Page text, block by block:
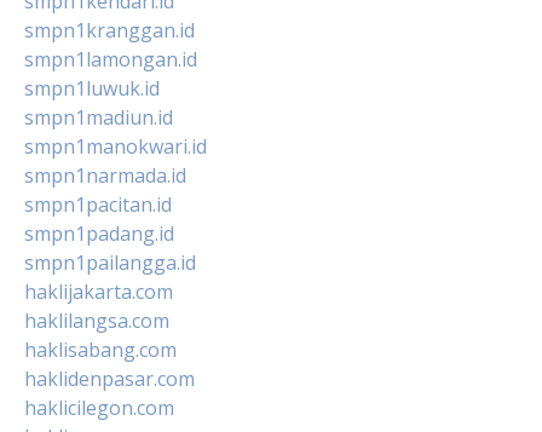
smpn1kranggan.id
smpn1lamongan.id
smpn1luwuk.id
smpn1madiun.id
smpn1manokwari.id
smpn1narmada.id
smpn1pacitan.id
smpn1padang.id
smpn1pailangga.id
haklijakarta.com
haklilangsa.com
haklisabang.com
haklidenpasar.com
haklicilegon.com